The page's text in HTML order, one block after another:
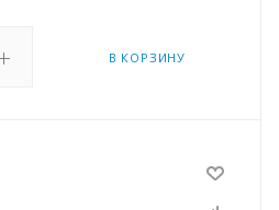
В КОРЗИНУ